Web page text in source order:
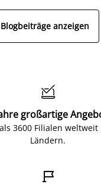
anzeigen

großartige
3600 Filialen weltweit
Ländern.
